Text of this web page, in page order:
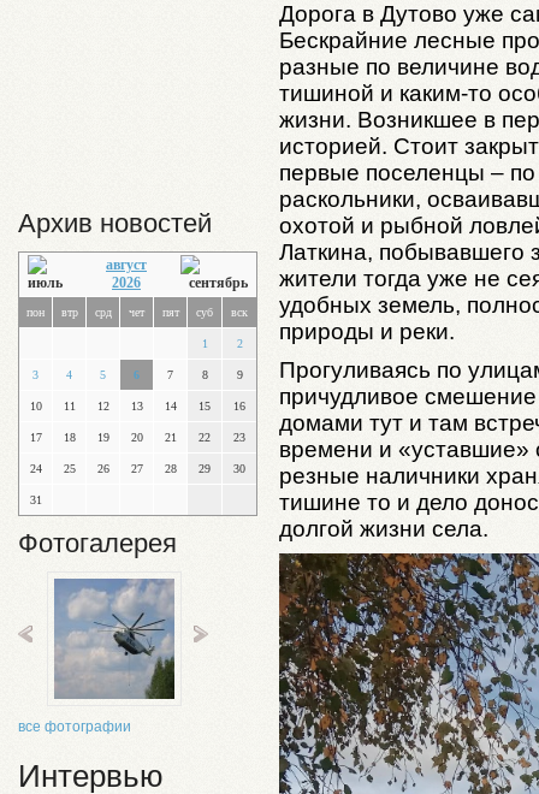
Архив новостей
август
2026
пон втр срд чет пят суб вск
1 2
3 4 5 6 7 8 9
10 11 12 13 14 15 16
17 18 19 20 21 22 23
24 25 26 27 28 29 30
31
Фотогалерея
все фотографии
Интервью
Дорога в Дутово уже
Бескрайние лесные
разные по величине
тишиной и каким-то
жизни. Возникшее в
историей. Стоит
первые поселенцы –
раскольники,
охотой и рыбной
Латкина, побывавшего
жители тогда уже не
удобных земель,
природы и реки.
Прогуливаясь по
причудливое
домами тут и там
времени и «уставшие»
резные наличники
тишине то и дело
долгой жизни села.